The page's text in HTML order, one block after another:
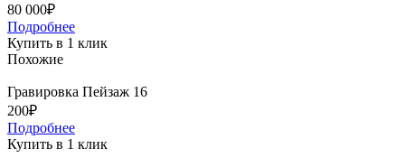
80 000₽
Подробнее
Купить в 1 клик
Похожие
Гравировка Пейзаж 16
200₽
Подробнее
Купить в 1 клик